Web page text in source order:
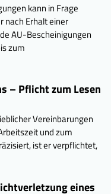
kann in Frage
nach Erhalt einer
AU-Bescheinigungen
zum
– Pflicht zum Lesen
Vereinbarungen
und zum
ist er verpflichtet,
eines